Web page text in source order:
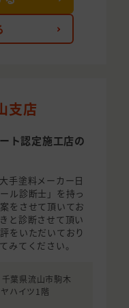
支店
ト認定施工店の
手塗料メーカー日
ル診断士」を持っ
をさせて頂いてお
と診断させて頂い
をいただいており
みてください。
葉県流山市駒木
ハイツ1階